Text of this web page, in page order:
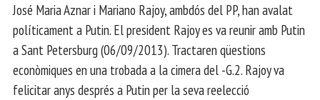
José Maria Aznar i Mariano Rajoy, ambdós del PP, han avalat
políticament a Putin. El president Rajoy es va reunir amb Putin
a Sant Petersburg (06/09/2013). Tractaren qüestions
econòmiques en una trobada a la cimera del -G.2. Rajoy va
felicitar anys després a Putin per la seva reelecció